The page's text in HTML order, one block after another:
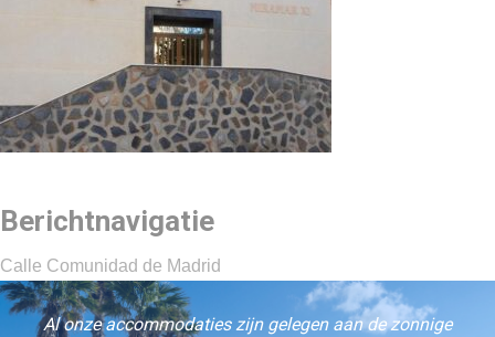
Berichtnavigatie
Calle Comunidad de Madrid
Al onze accommodaties zijn gelegen aan de zonnige